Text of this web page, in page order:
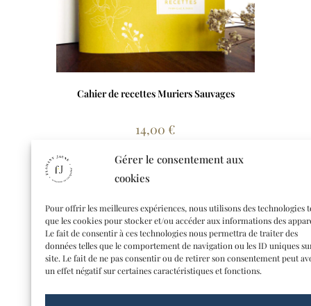
Gérer le consentement aux
cookies
Pour offrir les meilleures expériences, nous utilisons des technologies
que les cookies pour stocker et/ou accéder aux informations des
Le fait de consentir à ces technologies nous permettra de traiter des
données telles que le comportement de navigation ou les ID uniques
site. Le fait de ne pas consentir ou de retirer son consentement peut
un effet négatif sur certaines caractéristiques et fonctions.
Cahier de recettes Muriers Sauvages
14,00 €
Lire la suite